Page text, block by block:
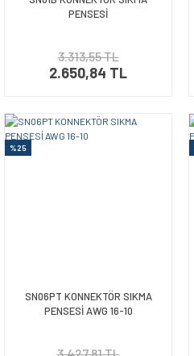
PENSESİ
3.313,55 TL
2.650,84 TL
%25
SN06PT KONNEKTÖR SIKMA
PENSESİ AWG 16-10